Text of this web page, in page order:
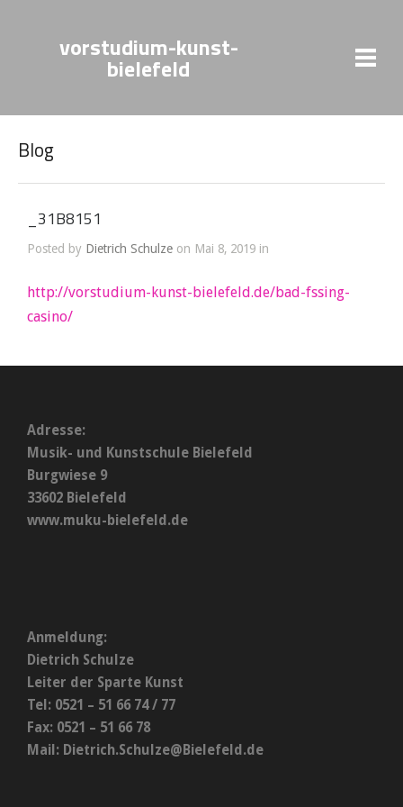
vorstudium-kunst-
bielefeld
Blog
_31B8151
Posted by Dietrich Schulze on Mai 8, 2019 in
http://vorstudium-kunst-bielefeld.de/bad-fssing-
casino/
Adresse:
Musik- und Kunstschule Bielefeld
Burgwiese 9
33602 Bielefeld
www.muku-bielefeld.de
Anmeldung:
Dietrich Schulze
Leiter der Sparte Kunst
Tel: 0521 – 51 66 74 / 77
Fax: 0521 – 51 66 78
Mail: Dietrich.Schulze@Bielefeld.de